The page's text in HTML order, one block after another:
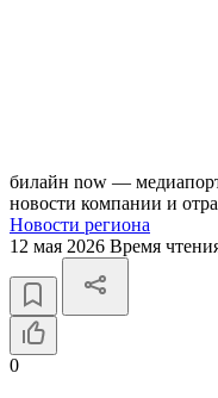
билайн now —
новости компании и
Новости региона
12 мая 2026 Время
0